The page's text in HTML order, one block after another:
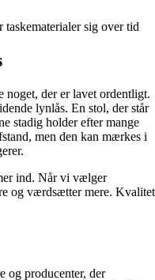
sig over tid
der er lavet ordentligt.
lynlås. En stol, der står
stadig holder efter mange
men den kan mærkes i
ind. Når vi vælger
og værdsætter mere. Kvalitet
og producenter, der